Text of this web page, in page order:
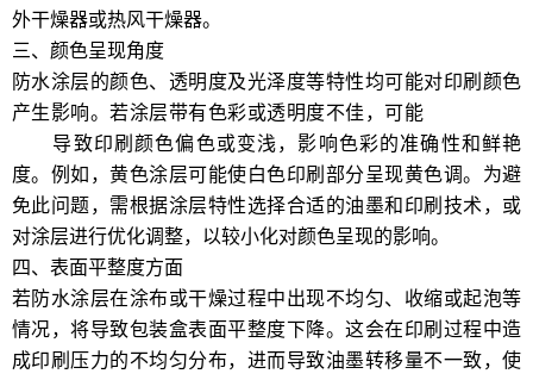
外干燥器或热风干燥器。
三、颜色呈现角度
防水涂层的颜色、透明度及光泽度等特性均可能对印刷颜色
产生影响。若涂层带有色彩或透明度不佳，可能
导致印刷颜色偏色或变浅，影响色彩的准确性和鲜艳
度。例如，黄色涂层可能使白色印刷部分呈现黄色调。为避
免此问题，需根据涂层特性选择合适的油墨和印刷技术，或
对涂层进行优化调整，以较小化对颜色呈现的影响。
四、表面平整度方面
若防水涂层在涂布或干燥过程中出现不均匀、收缩或起泡等
情况，将导致包装盒表面平整度下降。这会在印刷过程中造
成印刷压力的不均匀分布，进而导致油墨转移量不一致，使